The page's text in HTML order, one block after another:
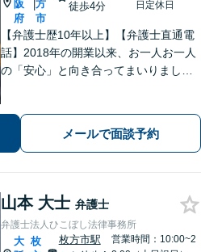
阪
府
|方
市
徒歩4分
日定休日
【弁護士歴10年以上】【弁護士直通電
話】2018年の開業以来、お一人お一人
の「安心」と向き合ってまいりまし
ていただける結果を目指し、迅速かつ
粘り強く対応することをお約束しま
メールで面談予約
山本 大士 弁護士
弁護士法人ひこぼし法律事務所
大 枚
枚方市駅
営業時間：10:00~2